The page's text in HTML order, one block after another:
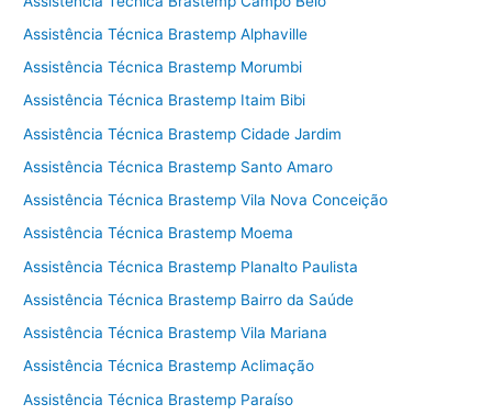
Assistência Técnica Brastemp Alphaville
Assistência Técnica Brastemp Morumbi
Assistência Técnica Brastemp Itaim Bibi
Assistência Técnica Brastemp Cidade Jardim
Assistência Técnica Brastemp Santo Amaro
Assistência Técnica Brastemp Vila Nova Conceição
Assistência Técnica Brastemp Moema
Assistência Técnica Brastemp Planalto Paulista
Assistência Técnica Brastemp Bairro da Saúde
Assistência Técnica Brastemp Vila Mariana
Assistência Técnica Brastemp Aclimação
Assistência Técnica Brastemp Paraíso